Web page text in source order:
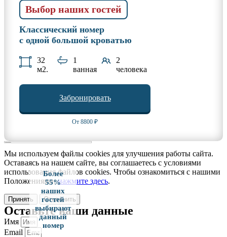
Выбор наших гостей
Классический номер
с одной большой кроватью
32
м2.
1
ванная
2
человека
Забронировать
От 8800 ₽
Более
55%
наших
гостей
выбирают
данный
номер
Мы используем файлы cookies для улучшения работы сайта.
Оставаясь на нашем сайте, вы соглашаетесь с условиями
использования файлов cookies. Чтобы ознакомиться с нашими
Положениями,нажмите здесь.
Принять Отклонить
Оставьте ваши данные
Имя
Email